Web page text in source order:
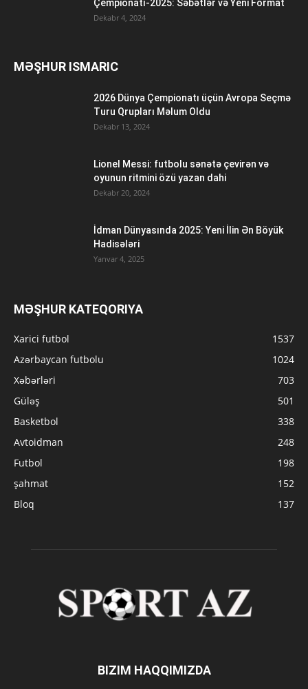
Çempionatı-2025: Səbətlər və Yeni Format
Dekabr 4, 2024
MƏŞHUR ISMARIC
2026 Dünya Çempionatı üçün Avropa Seçmə
Turu Qrupları Məlum Oldu
Dekabr 13, 2024
Lionel Messi: futbolu sənətə çevirən və
oyunun ritmini özü yazan dahi
Dekabr 20, 2024
İdman Dünyasında 2025: Yeni İlin Ən Böyük
Hadisələri
Yanvar 4, 2025
MƏŞHUR KATEQORIYA
Xarici futbol
1537
Azərbaycan futbolu
1024
Xəbərləri
703
Güləş
501
Basketbol
338
Avtoidman
248
Futbol
198
şahmat
152
Bloq
137
BIZIM HAQQIMIZDA